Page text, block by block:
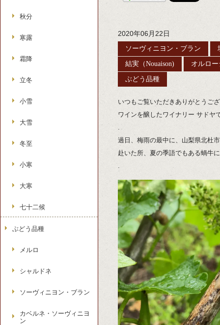
2020年06月22日
ソーヴィニヨン・ブラン
結実（Nouaison) オルロ
ぶどう品種
いつもご覧いただきありがとうご
ワインを醸したワイナリー サドヤ
.
過日、梅雨の最中に、山梨県北杜
赴いた所、夏の季語でもある蝸牛
.
秋分
寒露
霜降
立冬
小雪
大雪
冬至
小寒
大寒
七十二候
ぶどう品種
メルロ
シャルドネ
ソーヴィニヨン・ブラン
カベルネ・ソーヴィニヨ
ン